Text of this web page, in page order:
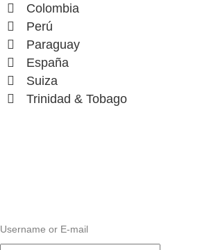
Colombia
Perú
Paraguay
España
Suiza
Trinidad & Tobago
Username or E-mail